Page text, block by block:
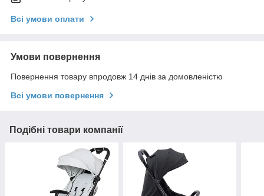
Всі умови оплати
Умови повернення
Повернення товару впродовж 14 днів за домовленістю
Всі умови повернення
Подібні товари компанії